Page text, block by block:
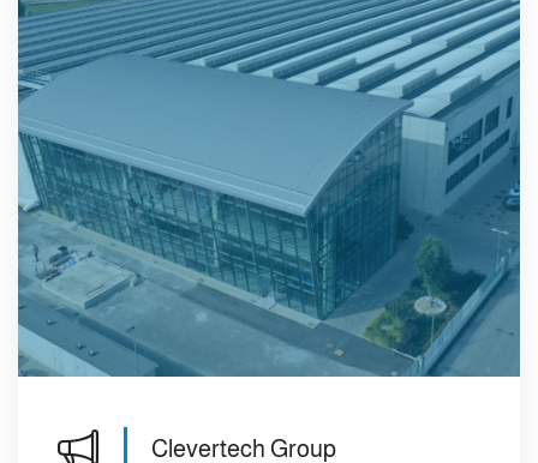
Clevertech Group